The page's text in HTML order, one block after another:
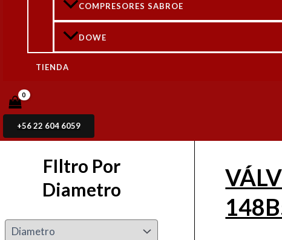
COMPRESORES SABROE
DOWE
TIENDA
+56 22 604 6059
$404.615
FIltro Por
Diametro